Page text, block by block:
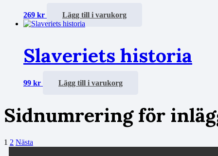
269 kr Lägg till i varukorg
Slaveriets historia
99 kr Lägg till i varukorg
Sidnumrering för
1 2 Nästa